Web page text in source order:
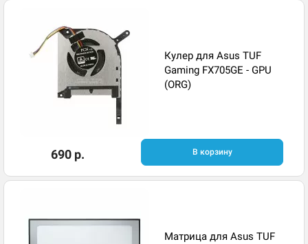
Кулер для Asus TUF
Gaming FX705GE - GPU
(ORG)
690 р. В корзину
Матрица для Asus TUF